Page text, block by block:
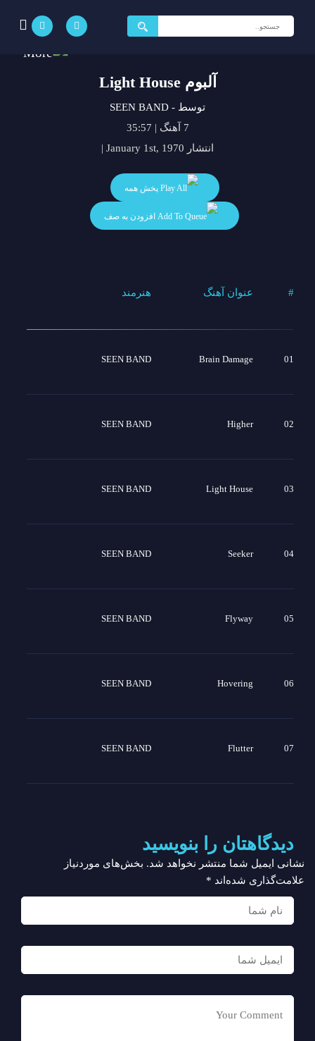
جستجو
برای:
آلبوم Light House
توسط - SEEN BAND
7 آهنگ | 35:57
انتشار January 1st, 1970 |
پخش همه
افزودن به صف
# عنوان آهنگ هنرمند
01
Brain Damage
SEEN BAND
02
Higher
SEEN BAND
03
Light House
SEEN BAND
04
Seeker
SEEN BAND
05
Flyway
SEEN BAND
06
Hovering
SEEN BAND
07
Flutter
SEEN BAND
دیدگاهتان را بنویسید
نشانی ایمیل شما منتشر نخواهد شد. بخش‌های موردنیاز
علامت‌گذاری شده‌اند *